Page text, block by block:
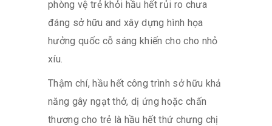
phòng vệ trẻ khỏi hầu hết rủi ro chưa
đáng sở hữu and xây dựng hình họa
hưởng quốc cỗ sáng khiến cho cho nhỏ
xíu.
Thậm chí, hầu hết công trình sở hữu khả
năng gây ngạt thở, dị ứng hoặc chấn
thương cho trẻ là hầu hết thứ chưng chị